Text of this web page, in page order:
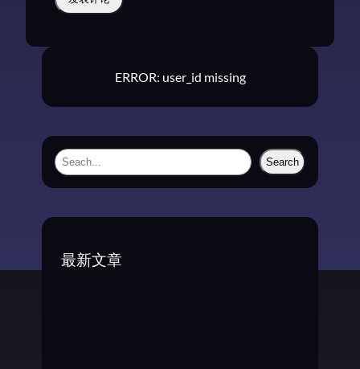
ERROR: user_id missing
S
Search
最新文章